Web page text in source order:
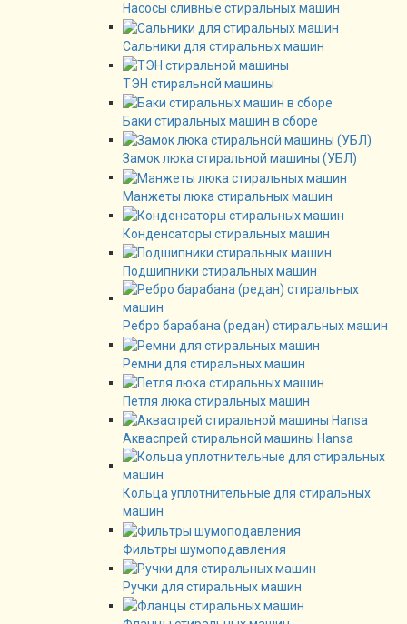
Насосы сливные стиральных машин
Сальники для стиральных машин
ТЭН стиральной машины
Баки стиральных машин в сборе
Замок люка стиральной машины (УБЛ)
Манжеты люка стиральных машин
Конденсаторы стиральных машин
Подшипники стиральных машин
Ребро барабана (редан) стиральных машин
Ремни для стиральных машин
Петля люка стиральных машин
Акваспрей стиральной машины Hansa
Кольца уплотнительные для стиральных
машин
Фильтры шумоподавления
Ручки для стиральных машин